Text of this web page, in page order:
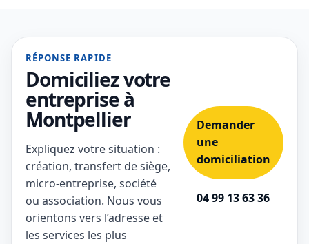
RÉPONSE RAPIDE
Domiciliez votre
entreprise à
Montpellier
Expliquez votre situation :
création, transfert de siège,
micro-entreprise, société
ou association. Nous vous
orientons vers l’adresse et
les services les plus
Demander
une
domiciliation
04 99 13 63 36